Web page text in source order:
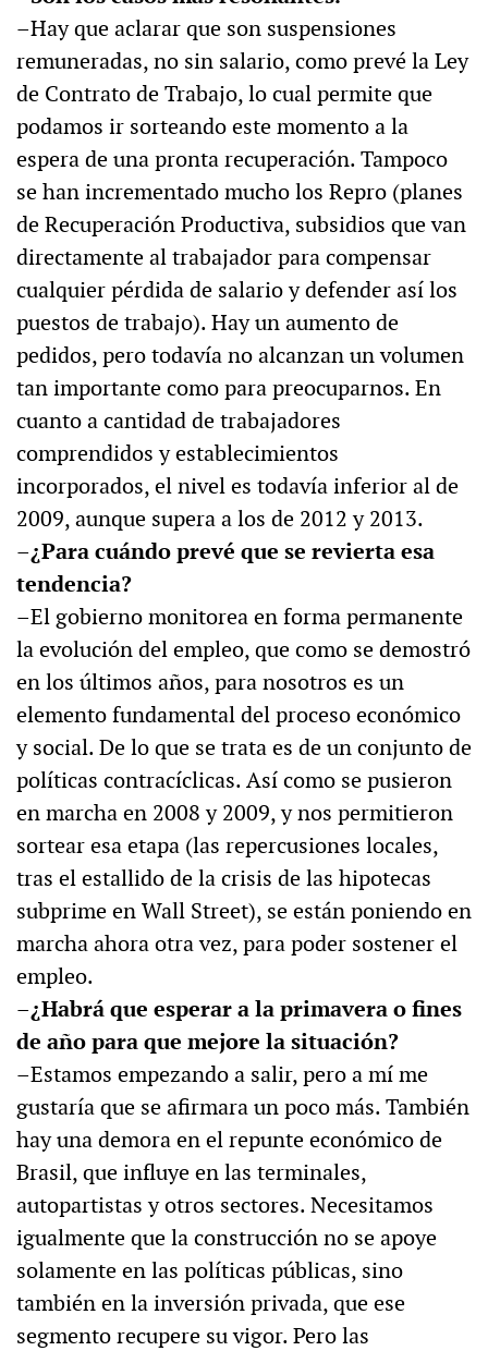
–Hay que aclarar que son suspensiones
remuneradas, no sin salario, como prevé la Ley
de Contrato de Trabajo, lo cual permite que
podamos ir sorteando este momento a la
espera de una pronta recuperación. Tampoco
se han incrementado mucho los Repro (planes
de Recuperación Productiva, subsidios que van
directamente al trabajador para compensar
cualquier pérdida de salario y defender así los
puestos de trabajo). Hay un aumento de
pedidos, pero todavía no alcanzan un volumen
tan importante como para preocuparnos. En
cuanto a cantidad de trabajadores
comprendidos y establecimientos
incorporados, el nivel es todavía inferior al de
2009, aunque supera a los de 2012 y 2013.
–¿Para cuándo prevé que se revierta esa
tendencia?
–El gobierno monitorea en forma permanente
la evolución del empleo, que como se demostró
en los últimos años, para nosotros es un
elemento fundamental del proceso económico
y social. De lo que se trata es de un conjunto de
políticas contracíclicas. Así como se pusieron
en marcha en 2008 y 2009, y nos permitieron
sortear esa etapa (las repercusiones locales,
tras el estallido de la crisis de las hipotecas
subprime en Wall Street), se están poniendo en
marcha ahora otra vez, para poder sostener el
empleo.
–¿Habrá que esperar a la primavera o fines
de año para que mejore la situación?
–Estamos empezando a salir, pero a mí me
gustaría que se afirmara un poco más. También
hay una demora en el repunte económico de
Brasil, que influye en las terminales,
autopartistas y otros sectores. Necesitamos
igualmente que la construcción no se apoye
solamente en las políticas públicas, sino
también en la inversión privada, que ese
segmento recupere su vigor. Pero las